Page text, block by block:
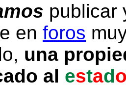
publicar
en foros
una
al estad